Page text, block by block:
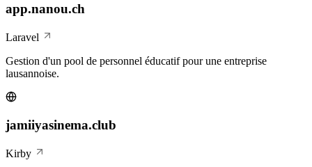
app.nanou.ch
Laravel
Gestion d'un pool de personnel éducatif pour une entreprise
lausannoise.
jamiiyasinema.club
Kirby